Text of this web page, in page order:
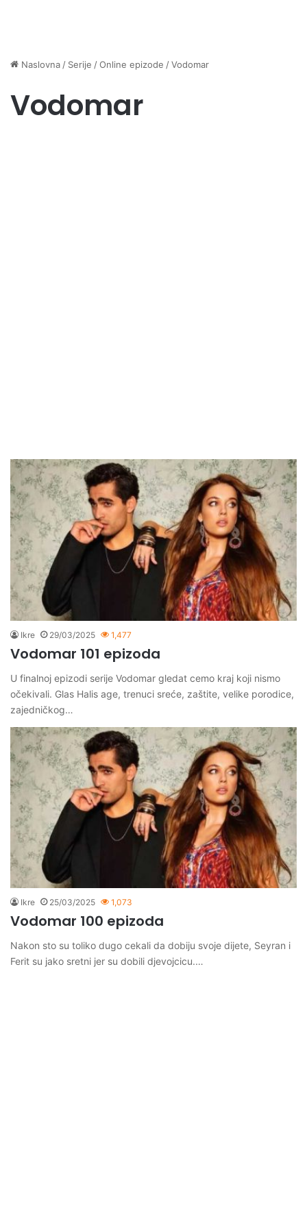
Naslovna / Serije /Online epizode /Vodomar
Vodomar
Ikre 29/03/2025 1,477
Vodomar 101 epizoda
U finalnoj epizodi serije Vodomar gledat cemo kraj koji nismo
očekivali. Glas Halis age, trenuci sreće, zaštite, velike porodice,
zajedničkog…
Ikre 25/03/2025 1,073
Vodomar 100 epizoda
Nakon sto su toliko dugo cekali da dobiju svoje dijete, Seyran i
Ferit su jako sretni jer su dobili djevojcicu.…